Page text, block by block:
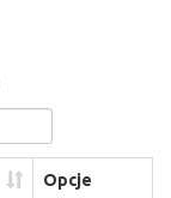
Opcje